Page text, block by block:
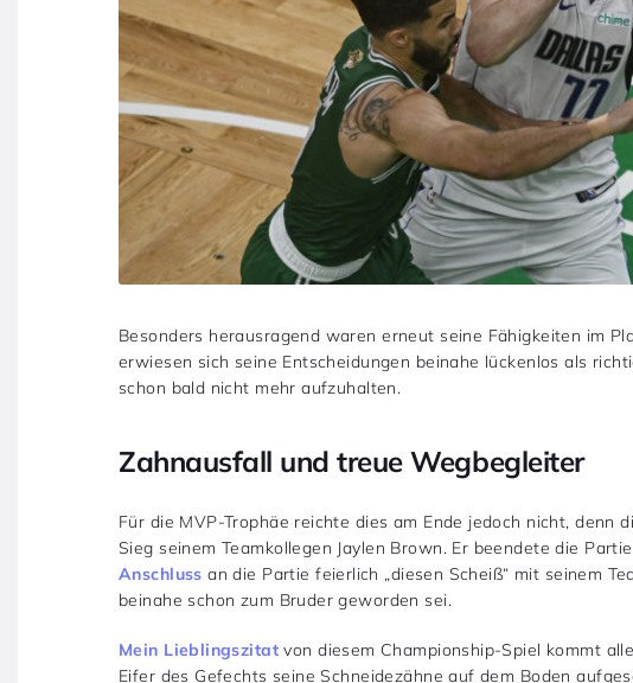
Besonders herausragend waren erneut seine Fähigkeiten im
erwiesen sich seine Entscheidungen beinahe lückenlos als
schon bald nicht mehr aufzuhalten.
Zahnausfall und treue Wegbegleiter
Für die MVP-Trophäe reichte dies am Ende jedoch nicht, denn
Sieg seinem Teamkollegen Jaylen Brown. Er beendete die
Anschluss an die Partie feierlich „diesen Scheiß“ mit seinem
beinahe schon zum Bruder geworden sei.
Mein Lieblingszitatvon diesem Championship-Spiel kommt
Eifer des Gefechts seine Schneidezähne auf dem Boden